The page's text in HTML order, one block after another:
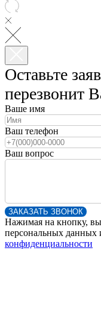
Оставьте
перезвонит
Ваше имя
Ваш телефон
Ваш вопрос
ЗАКАЗАТЬ ЗВОНОК
Нажимая на кнопку, вы
персональных данных
конфиденциальности